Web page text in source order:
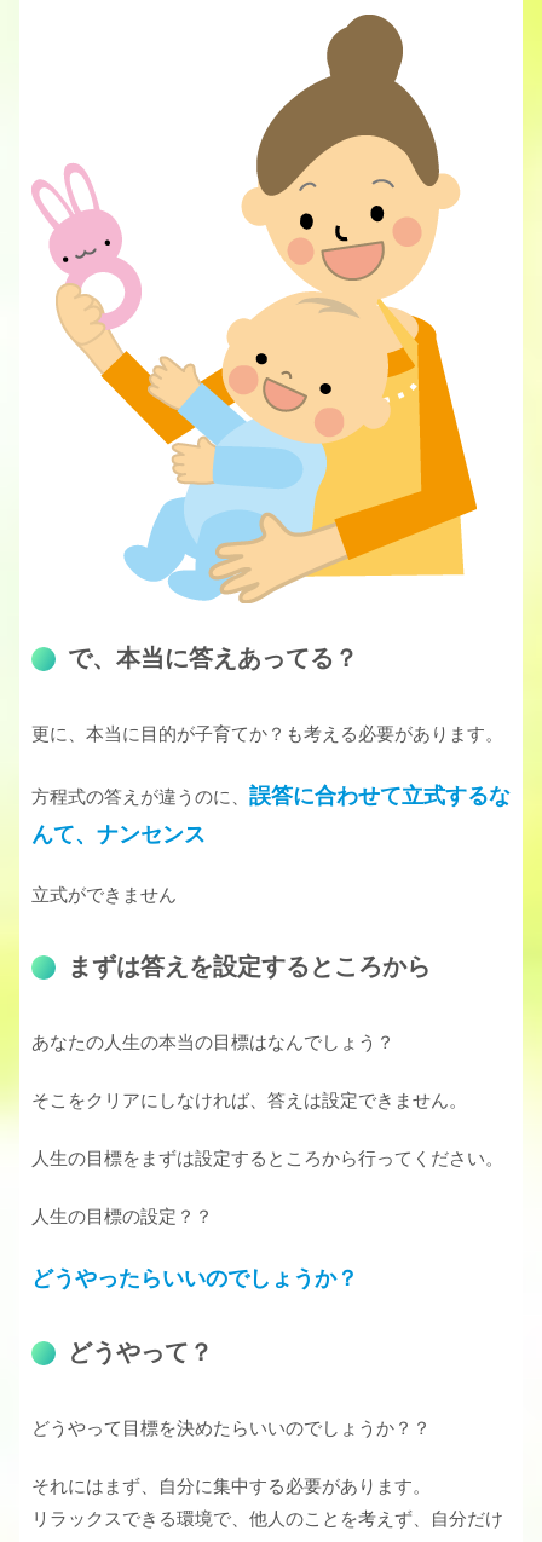
で、本当に答えあってる？
更に、本当に目的が子育てか？も考える必要があります。
方程式の答えが違うのに、 誤答に合わせて立式するな
んて、ナンセンス
立式ができません
まずは答えを設定するところから
あなたの人生の本当の目標はなんでしょう？
そこをクリアにしなければ、答えは設定できません。
人生の目標をまずは設定するところから行ってください。
人生の目標の設定？？
どうやったらいいのでしょうか？
どうやって？
どうやって目標を決めたらいいのでしょうか？？
それにはまず、自分に集中する必要があります。
リラックスできる環境で、他人のことを考えず、自分だけ